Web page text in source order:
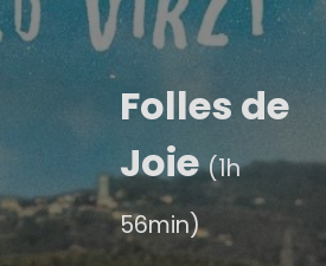
Folles de
Joie(1h
56min)